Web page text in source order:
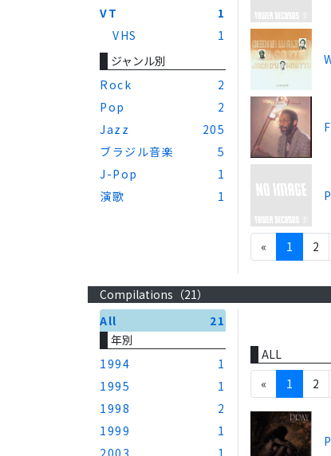
VT
1
VHS
1
ジャンル別
Rock
2
Pop
2
Jazz
205
ブラジル音楽
5
J-Pop
1
演歌
1
« 1 2
Compilations（21）
All
21
年別
1994
1
1995
1
1998
2
1999
1
2003
1
ALL
«
1 2